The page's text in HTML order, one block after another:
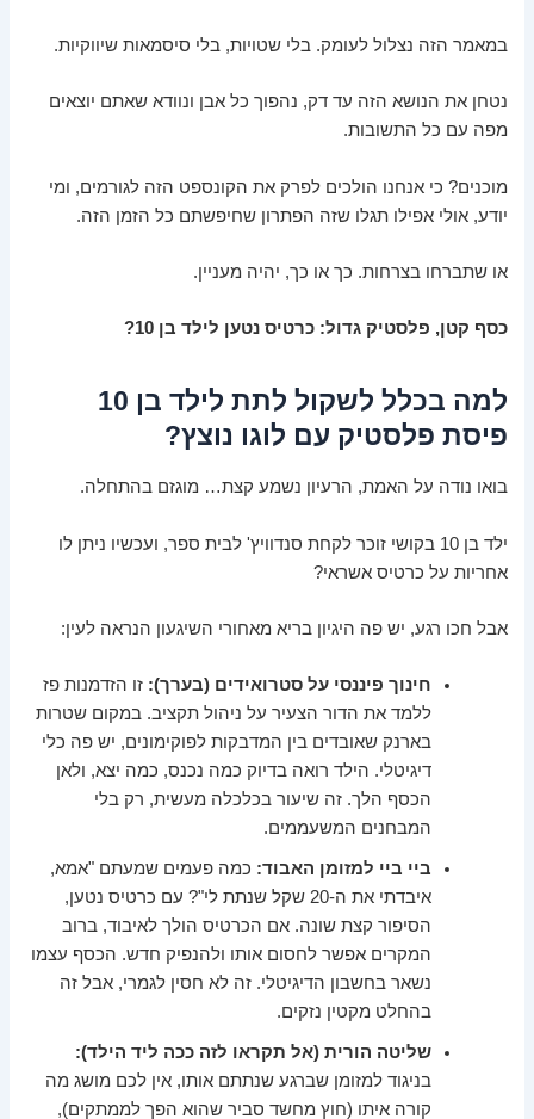
במאמר הזה נצלול לעומק. בלי שטויות, בלי סיסמאות שיווקיות.
נטחן את הנושא הזה עד דק, נהפוך כל אבן ונוודא שאתם יוצאים
מפה עם כל התשובות.
מוכנים? כי אנחנו הולכים לפרק את הקונספט הזה לגורמים, ומי
יודע, אולי אפילו תגלו שזה הפתרון שחיפשתם כל הזמן הזה.
או שתברחו בצרחות. כך או כך, יהיה מעניין.
כסף קטן, פלסטיק גדול: כרטיס נטען לילד בן 10?
למה בכלל לשקול לתת לילד בן 10
פיסת פלסטיק עם לוגו נוצץ?
בואו נודה על האמת, הרעיון נשמע קצת… מוגזם בהתחלה.
ילד בן 10 בקושי זוכר לקחת סנדוויץ' לבית ספר, ועכשיו ניתן לו
אחריות על כרטיס אשראי?
אבל חכו רגע, יש פה היגיון בריא מאחורי השיגעון הנראה לעין:
חינוך פיננסי על סטרואידים (בערך): זו הזדמנות פז
ללמד את הדור הצעיר על ניהול תקציב. במקום שטרות
בארנק שאובדים בין המדבקות לפוקימונים, יש פה כלי
דיגיטלי. הילד רואה בדיוק כמה נכנס, כמה יצא, ולאן
הכסף הלך. זה שיעור בכלכלה מעשית, רק בלי
המבחנים המשעממים.
ביי ביי למזומן האבוד: כמה פעמים שמעתם "אמא,
איבדתי את ה-20 שקל שנתת לי"? עם כרטיס נטען,
הסיפור קצת שונה. אם הכרטיס הולך לאיבוד, ברוב
המקרים אפשר לחסום אותו ולהנפיק חדש. הכסף עצמו
נשאר בחשבון הדיגיטלי. זה לא חסין לגמרי, אבל זה
בהחלט מקטין נזקים.
שליטה הורית (אל תקראו לזה ככה ליד הילד):
בניגוד למזומן שברגע שנתתם אותו, אין לכם מושג מה
קורה איתו (חוץ מחשד סביר שהוא הפך לממתקים),